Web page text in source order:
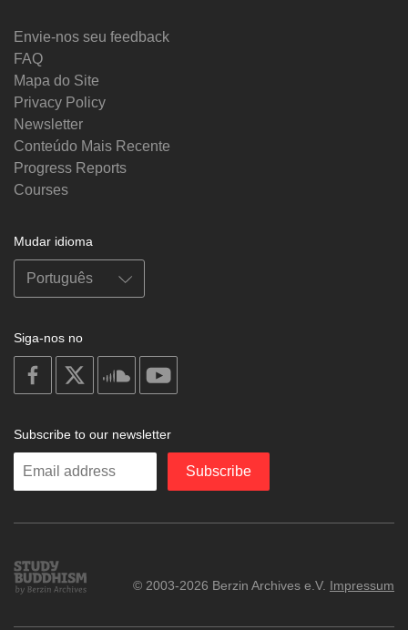
Envie-nos seu feedback
FAQ
Mapa do Site
Privacy Policy
Newsletter
Conteúdo Mais Recente
Progress Reports
Courses
Mudar idioma
Siga-nos no
on
facebook
soundcloud
Subscribe to our newsletter
Enter
Subscribe
Study
Buddhism
© 2003-2026 Berzin Archives e.V. Impressum